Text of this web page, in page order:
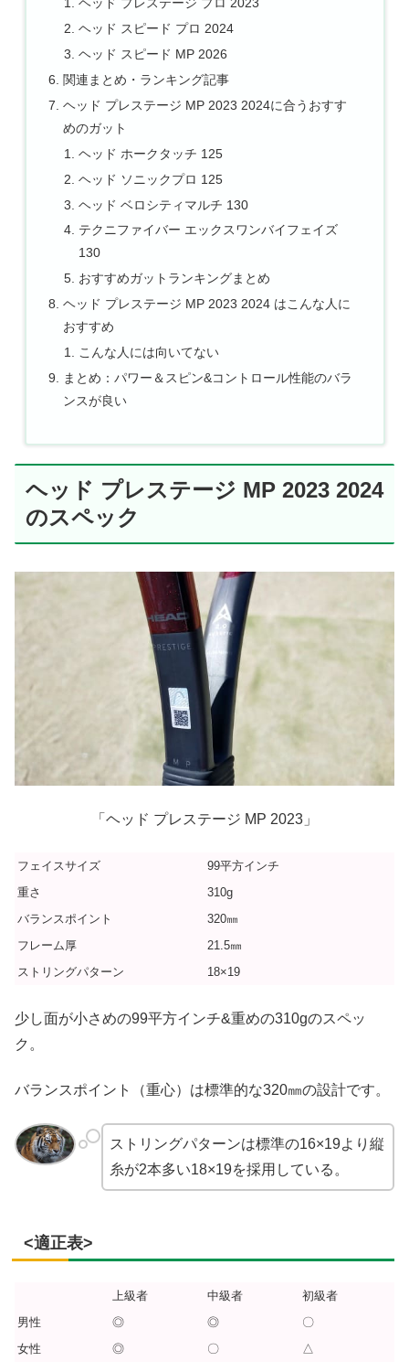
ヘッド プレステージ プロ 2023
ヘッド スピード プロ 2024
ヘッド スピード MP 2026
関連まとめ・ランキング記事
ヘッド プレステージ MP 2023 2024に合うおすす
めのガット
ヘッド ホークタッチ 125
ヘッド ソニックプロ 125
ヘッド ベロシティマルチ 130
テクニファイバー エックスワンバイフェイズ
130
おすすめガットランキングまとめ
ヘッド プレステージ MP 2023 2024 はこんな人に
おすすめ
こんな人には向いてない
まとめ：パワー＆スピン&コントロール性能のバラ
ンスが良い
ヘッド プレステージ MP 2023 2024
のスペック
「ヘッド プレステージ MP 2023」
フェイスサイズ
99平方インチ
重さ
310g
バランスポイント
320㎜
フレーム厚
21.5㎜
ストリングパターン
18×19
少し面が小さめの99平方インチ&重めの310gのスペッ
ク。
バランスポイント（重心）は標準的な320㎜の設計です。
ストリングパターンは標準の16×19より縦
糸が2本多い18×19を採用している。
<適正表>
上級者 中級者
初級者
男性
◎ ◎
〇
女性
◎ 〇 △